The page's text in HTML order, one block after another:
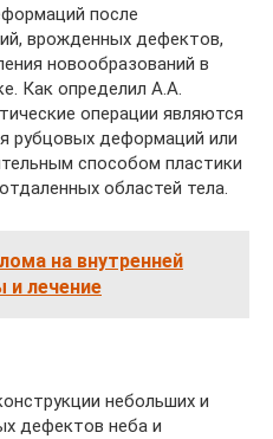
после
врожденных дефектов,
новообразований в
Как определил А.А.
операции являются
рубцовых деформаций или
способом пластики
областей тела.
на внутренней
и лечение
небольших и
дефектов неба и